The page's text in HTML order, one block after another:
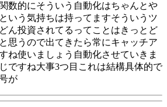
数的にそういう自動化はちゃんとや
いう気持ちは持ってますそういうツ
ん投資されてるってことはきっとど
思うので出てきたら常にキャッチア
ね使いましょう自動化させていきま
ですね大事3つ目これは結構具体的で
が